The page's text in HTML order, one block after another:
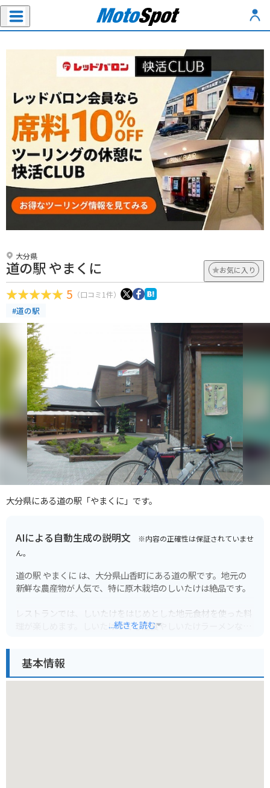
大分県
道の駅 やまくに お気に入り
5 （口コミ1件）
#道の駅
大分県にある道の駅「やまくに」です。
AIによる自動生成の説明文 ※内容の正確性は保証されていませ
ん。
道の駅 やまくに は、大分県山香町にある道の駅です。地元の
新鮮な農産物が人気で、特に原木栽培のしいたけは絶品です。
レストランでは、しいたけをはじめとした地元食材を使った料
理が楽しめます。しいたけづくし定食やしいたけラーメンなど
バイクで訪れる場合、駐車場も広く停めやすいので安心です。
周辺には、国東半島や耶馬渓など、風光明媚なツーリングスポ
...続きを読む
基本情報